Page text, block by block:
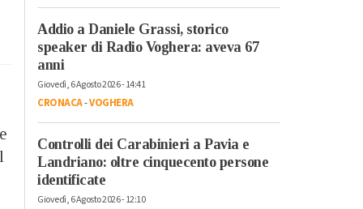
Addio a Daniele Grassi, storico
speaker di Radio Voghera: aveva 67
anni
Giovedì, 6 Agosto 2026 - 14:41
CRONACA-VOGHERA
Controlli dei Carabinieri a Pavia e
Landriano: oltre cinquecento persone
identificate
Giovedì, 6 Agosto 2026 - 12:10